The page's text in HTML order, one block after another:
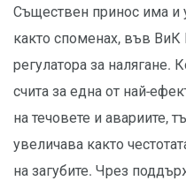
Съществен принос има и
както споменах, във
регулатора за налягане.
счита за една от най-
на течовете и авариите,
увеличава както
на загубите. Чрез